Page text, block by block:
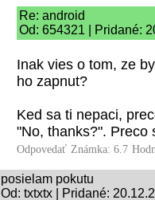
Re: android
Od: 654321 | Pridané:
Inak vies o tom, ze
ho zapnut?
Ked sa ti nepaci,
"No, thanks?". Preco
Odpovedať Známka: 6.7
posielam pokutu
Od: txtxtx | Pridané: